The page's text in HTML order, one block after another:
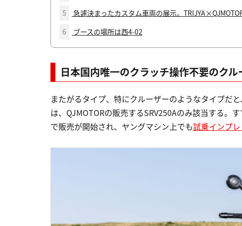
5
急遽決まったカスタム車両の展示。
6
ブースの場所は西4-02
日本国内唯一のクラッチ操作不要のク
またがるタイプ、特にクルーザーのようなタイプだ
は、QJMOTORの販売するSRV250Aのみ該当する。
で販売が開始され、ヤングマシン上でも試乗インプ